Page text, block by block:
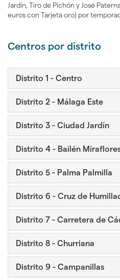
Jardín, Tiro de Pichón y José
euros con Tarjeta oro) por
Centros por distrito
Distrito 1 - Centro
para
plegar
y
desplegar
el
bloque
Distrito 2 - Málaga EsteIcono
para
y
el
Distrito 3 - Ciudad Jardín
y
el
Distrito 4 - Bailén
Distrito 5 - Palma Palmilla
y
el
Distrito 6 - Cruz de
Distrito 7 - Carretera de
Distrito 8 - Churriana
para
plegar
y
Distrito 9 - Campanillas